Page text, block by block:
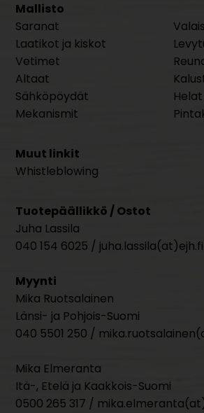
Mallisto
Saranat
Laatikot ja kiskot
Vetimet
Altaat
Sähköpöydät
Mekanismit
Helat
Muut linkit
Whistleblowing
Tuotepäällikkö / Ostot
Juha Lassila
040 154 6025 / juha.lassila(at)ejh.fi
Myynti
Mika Ruotsalainen
Länsi- ja Pohjois-Suomi
040 5501 250 /
Mika Elmeranta
Itä-, Etelä ja Kaakkois-Suomi
0500 265 317 /